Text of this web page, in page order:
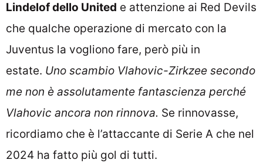
Lindelof dello United e attenzione ai Red Devils
che qualche operazione di mercato con la
Juventus la vogliono fare, però più in
estate. Uno scambio Vlahovic-Zirkzee secondo
me non è assolutamente fantascienza perché
Vlahovic ancora non rinnova. Se rinnovasse,
ricordiamo che è l’attaccante di Serie A che nel
2024 ha fatto più gol di tutti.